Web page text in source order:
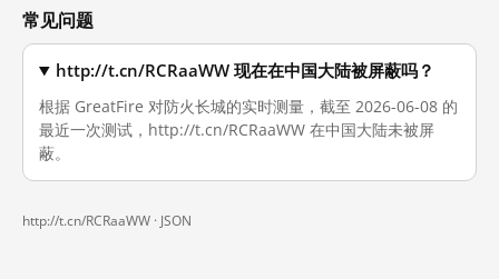
常见问题
http://t.cn/RCRaaWW 现在在中国大陆被屏蔽吗？
根据 GreatFire 对防火长城的实时测量，截至 2026-06-08 的
最近一次测试，http://t.cn/RCRaaWW 在中国大陆未被屏
蔽。
http://t.cn/RCRaaWW · JSON